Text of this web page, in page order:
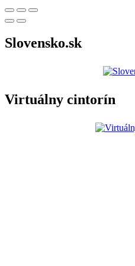
Slovensko.sk
Virtuálny cintorín